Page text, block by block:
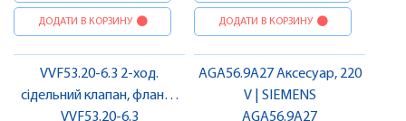
ДОДАТИ В КОРЗИНУ ДОДАТИ В КОРЗИНУ
VVF53.20-6.3 2-ход.
сідельний клапан, фланц.,
PN25, DN20, kvs 6.3 |
VVF53.20-6.3
AGA56.9A27 Аксесуар, 220
V | SIEMENS
AGA56.9A27